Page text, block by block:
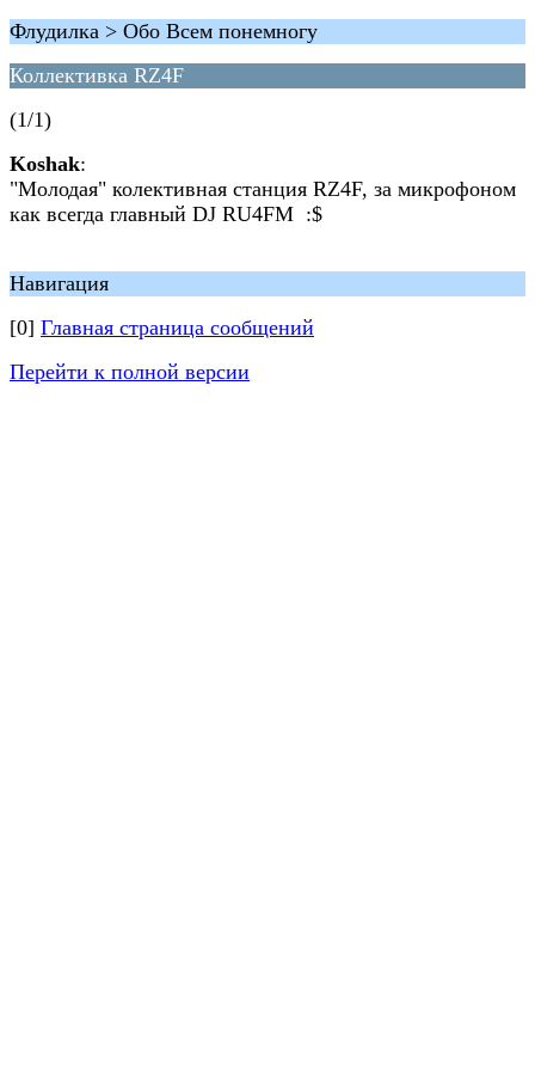
Флудилка > Обо Всем понемногу
Коллективка RZ4F
(1/1)
Koshak:
"Молодая" колективная станция RZ4F, за микрофоном
как всегда главный DJ RU4FM :$
Навигация
[0] Главная страница сообщений
Перейти к полной версии